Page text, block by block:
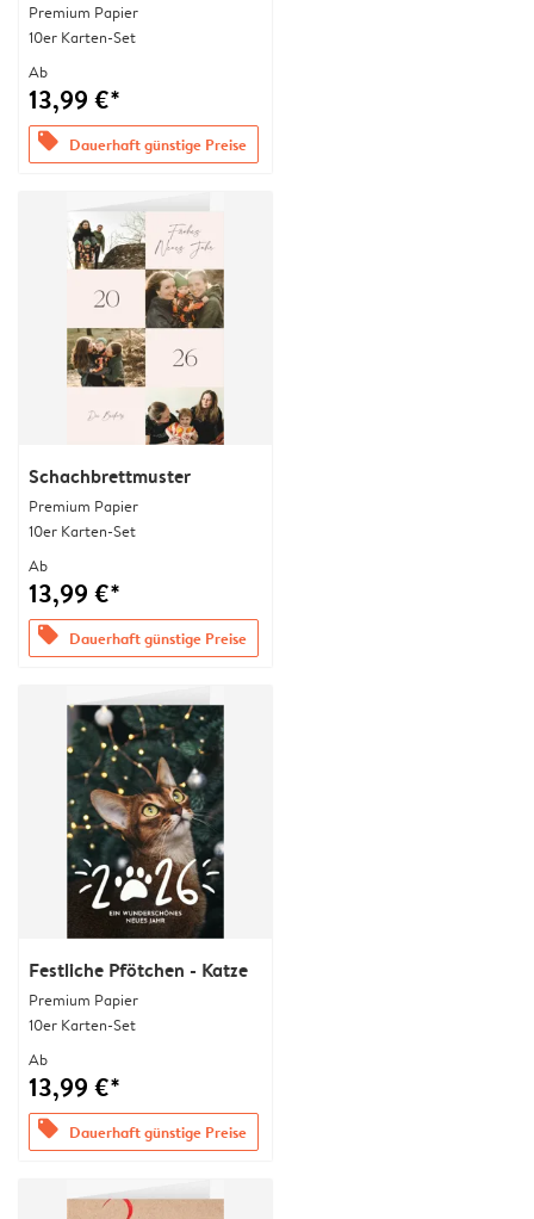
Premium Papier
10er Karten-Set
Ab
13,99 €*
offers Dauerhaft günstige Preise
Schachbrettmuster
Premium Papier
10er Karten-Set
Ab
13,99 €*
offers Dauerhaft günstige Preise
Festliche Pfötchen - Katze
Premium Papier
10er Karten-Set
Ab
13,99 €*
offers Dauerhaft günstige Preise